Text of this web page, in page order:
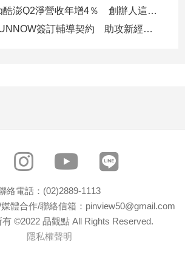
美商Coupang酷澎Q2淨營收年增4％ 創辦人這樣看台灣市場！
台新證券與FUNNOW簽訂輔導契約 助攻新經濟企業上市櫃
絡電話：(02)2889-1113
體合作/聯絡信箱：pinview50@gmail.com
©2022 品觀點 All Rights Reserved.
隱私權聲明